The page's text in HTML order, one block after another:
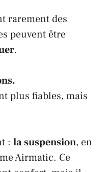
rarement des
peuvent être
.
plus fiables, mais
: la suspension, en
Airmatic. Ce